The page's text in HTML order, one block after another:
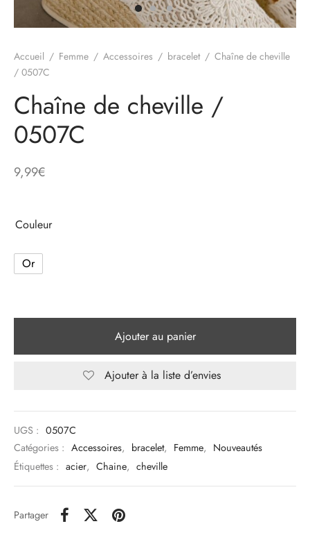
Accueil / Femme / Accessoires / bracelet / Chaîne de cheville
/ 0507C
Chaîne de cheville /
0507C
9,99€
Couleur
Or
Ajouter au panier
Ajouter à la liste d’envies
UGS : 0507C
Catégories : Accessoires, bracelet, Femme, Nouveautés
Étiquettes : acier, Chaine, cheville
Partager
Jogging
Combinaison
Combishort